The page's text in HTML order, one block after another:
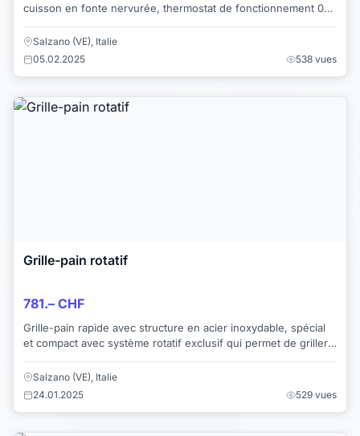
cuisson en fonte nervurée, thermostat de fonctionnement 0-
Salzano (VE), Italie
05.02.2025
538 vues
Grille-pain rotatif
781.– CHF
Grille-pain rapide avec structure en acier inoxydable, spécial
et compact avec système rotatif exclusif qui permet de griller
Salzano (VE), Italie
24.01.2025
529 vues